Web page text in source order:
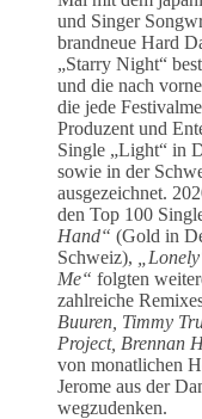
und Singer
brandneue Hard
„Starry Night“
und die nach
die jede
Produzent und
Single „Light“ in
sowie in der
ausgezeichnet.
den Top 100
Hand“ (Gold in
Schweiz),
Me“ folgten
zahlreiche
Buuren, Timmy
Project, Brennan
von monatlichen
Jerome aus der
wegzudenken.